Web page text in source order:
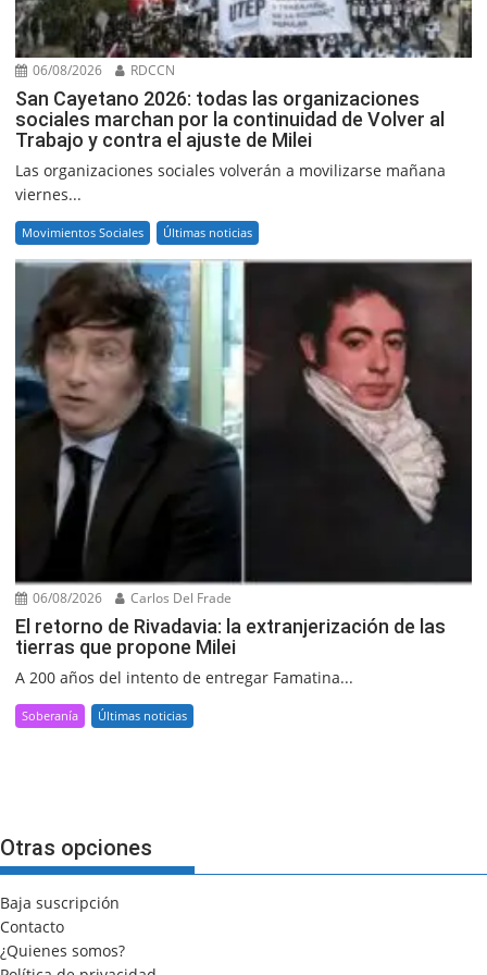
06/08/2026 RDCCN
San Cayetano 2026: todas las organizaciones
sociales marchan por la continuidad de Volver al
Trabajo y contra el ajuste de Milei
Las organizaciones sociales volverán a movilizarse mañana
viernes...
Movimientos Sociales Últimas noticias
06/08/2026 Carlos Del Frade
El retorno de Rivadavia: la extranjerización de las
tierras que propone Milei
A 200 años del intento de entregar Famatina...
Soberanía Últimas noticias
Otras opciones
Baja suscripción
Contacto
¿Quienes somos?